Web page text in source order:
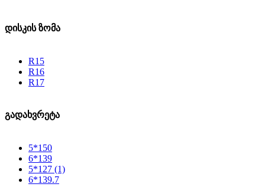
დისკის ზომა
R15
R16
R17
გადახვრეტა
5*150
6*139
5*127 (1)
6*139.7